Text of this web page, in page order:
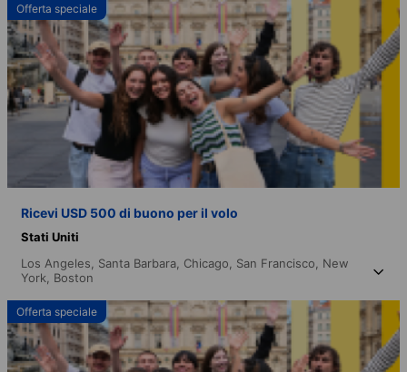
Offerta speciale
Ricevi USD 500 di buono per il volo
Stati Uniti
Los Angeles, Santa Barbara, Chicago, San Francisco, New
York, Boston
Offerta speciale